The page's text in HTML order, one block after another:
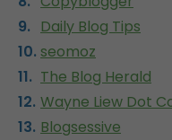
Daily Blog Tips
seomoz
The Blog Herald
Wayne Liew Dot
Blogsessive